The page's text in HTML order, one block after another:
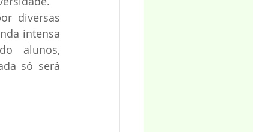
diversas
intensa
alunos,
só será